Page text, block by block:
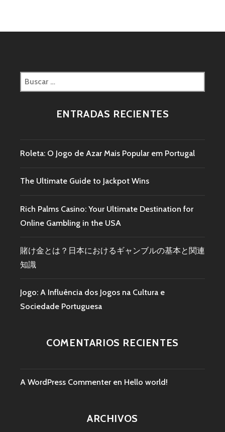
ENTRADAS RECIENTES
Roleta: O Jogo de Azar Mais Popular em Portugal
The Ultimate Guide to Jackpot Wins
Rich Palms Casino: Your Ultimate Destination for
Online Gambling in the USA
賭け金とは？日本におけるギャンブルの基本と関連
知識
Jogo: A Influência dos Jogos na Cultura e
Sociedade Portuguesa
COMENTARIOS RECIENTES
A WordPress Commenter en Hello world!
ARCHIVOS